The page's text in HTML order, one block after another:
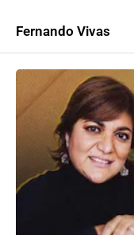
Fernando Vivas